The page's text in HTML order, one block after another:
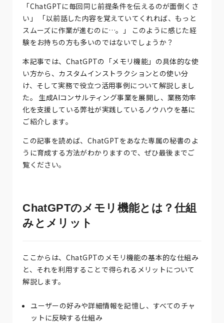
「ChatGPTに毎回同じ前提条件を伝えるのが面倒くさ
い」 「以前話した内容を覚えていてくれれば、もっと
スムーズに作業が進むのに…。」 このように感じた経
験をお持ちの方も多いのではないでしょうか？
本記事では、ChatGPTの「メモリ機能」の具体的な使
い方から、カスタムインストラクションとの使い分
け、そして実務で役立つ活用事例について解説しまし
た。 生成AIコンサルティング事業を展開し、業務効率
化を支援している弊社が実践しているノウハウを基に
ご紹介します。
この記事を読めば、ChatGPTをあなた専属の秘書のよ
うに育成する方法がわかりますので、ぜひ最後までご
覧ください。
ChatGPTのメモリ機能とは？仕組
みとメリット
ここからは、ChatGPTのメモリ機能の基本的な仕組み
と、それを利用することで得られるメリットについて
解説します。
ユーザーの好みや詳細情報を記憶し、すべてのチャ
ットに反映する仕組み